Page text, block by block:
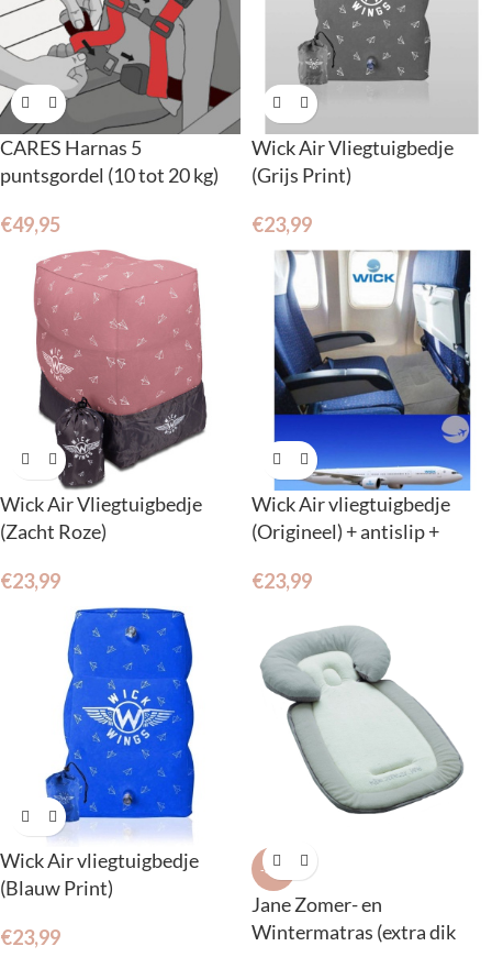
CARES Harnas 5
puntsgordel (10 tot 20 kg)
€49,95
Wick Air Vliegtuigbedje
(Grijs Print)
€23,99
Wick Air Vliegtuigbedje
(Zacht Roze)
€23,99
Wick Air vliegtuigbedje
(Origineel) + antislip +
€23,99
Wick Air vliegtuigbedje
(Blauw Print)
€23,99
-36%
Jane Zomer- en
Wintermatras (extra dik